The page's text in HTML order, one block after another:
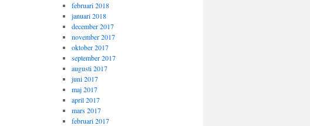
februari 2018
januari 2018
december 2017
november 2017
oktober 2017
september 2017
augusti 2017
juni 2017
maj 2017
april 2017
mars 2017
februari 2017